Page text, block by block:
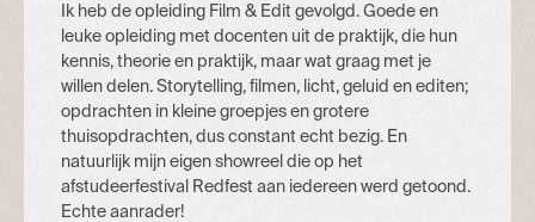
Ik heb de opleiding Film & Edit gevolgd. Goede en
leuke opleiding met docenten uit de praktijk, die hun
kennis, theorie en praktijk, maar wat graag met je
willen delen. Storytelling, filmen, licht, geluid en editen;
opdrachten in kleine groepjes en grotere
thuisopdrachten, dus constant echt bezig. En
natuurlijk mijn eigen showreel die op het
afstudeerfestival Redfest aan iedereen werd getoond.
Echte aanrader!